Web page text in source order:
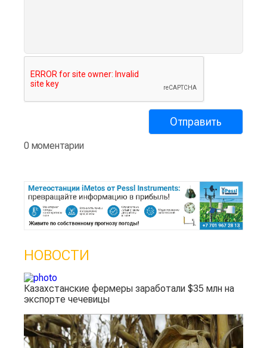
0 моментарии
НОВОСТИ
Казахстанские фермеры заработали $35 млн на
экспорте чечевицы